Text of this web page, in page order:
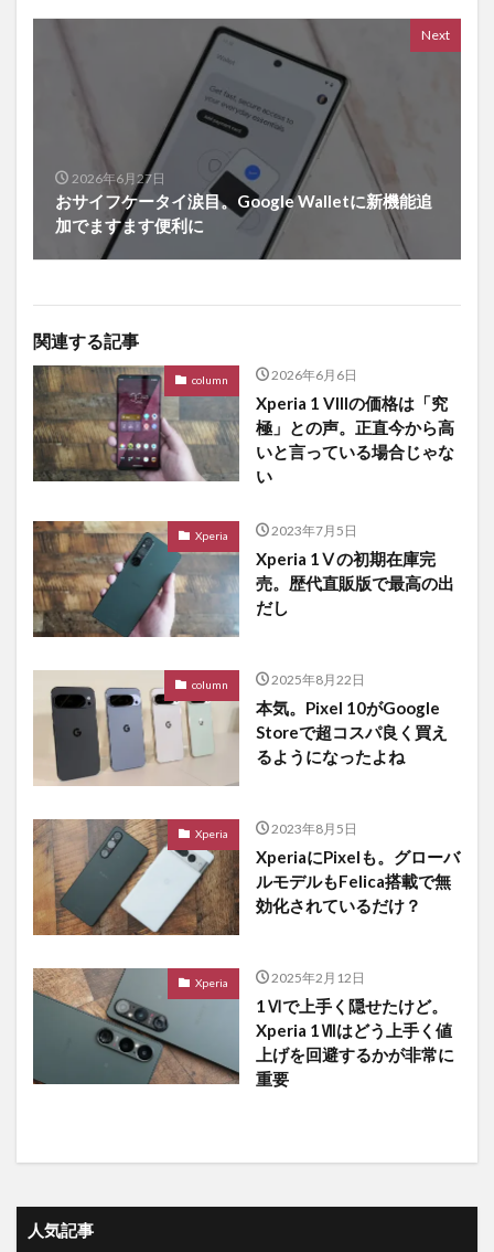
Next
2026年6月27日
おサイフケータイ涙目。Google Walletに新機能追
加でますます便利に
関連する記事
column 2026年6月6日
Xperia 1 VIIIの価格は「究
極」との声。正直今から高
いと言っている場合じゃな
い
Xperia 2023年7月5日
Xperia 1Ⅴの初期在庫完
売。歴代直販版で最高の出
だし
column 2025年8月22日
本気。Pixel 10がGoogle
Storeで超コスパ良く買え
るようになったよね
Xperia 2023年8月5日
XperiaにPixelも。グローバ
ルモデルもFelica搭載で無
効化されているだけ？
Xperia 2025年2月12日
1Ⅵで上手く隠せたけど。
Xperia 1Ⅶはどう上手く値
上げを回避するかが非常に
重要
人気記事